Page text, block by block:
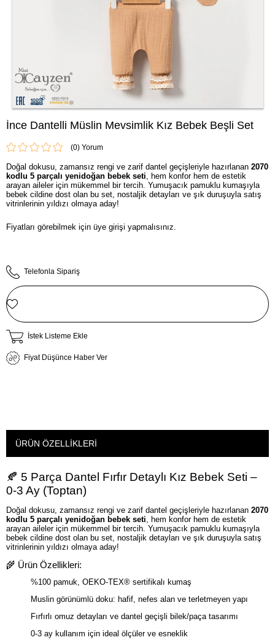
İnce Dantelli Müslin Mevsimlik Kız Bebek Beşli Set
(0)
Doğal dokusu, zamansız rengi ve zarif dantel geçişleriyle hazırlanan 2070
kodlu 5 parçalı yenidoğan bebek seti, hem konfor hem de estetik
arayan aileler için mükemmel bir tercih. Yumuşacık pamuklu kumaşıyla
bebek cildine dost olan bu set, nostaljik detayları ve şık duruşuyla satış
vitrinlerinin yıldızı olmaya aday!
Fiyatları görebilmek için üye girişi yapmalısınız.
Telefonla Sipariş
İstek Listeme Ekle
Fiyat Düşünce Haber Ver
ÜRÜN ÖZELLIKLERI
🍂 5 Parça Dantel Fırfır Detaylı Kız Bebek Seti –
0-3 Ay (Toptan)
Doğal dokusu, zamansız rengi ve zarif dantel geçişleriyle hazırlanan 2070
kodlu 5 parçalı yenidoğan bebek seti , hem konfor hem de estetik
arayan aileler için mükemmel bir tercih. Yumuşacık pamuklu kumaşıyla
bebek cildine dost olan bu set, nostaljik detayları ve şık duruşuyla satış
vitrinlerinin yıldızı olmaya aday!
🌾 Ürün Özellikleri:
%100 pamuk, OEKO-TEX® sertifikalı kumaş
Muslin görünümlü doku: hafif, nefes alan ve terletmeyen yapı
Fırfırlı omuz detayları ve dantel geçişli bilek/paça tasarımı
0-3 ay kullanım için ideal ölçüler ve esneklik